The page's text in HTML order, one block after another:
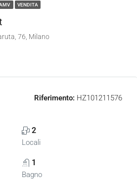
VENDITA
76, Milano
Riferimento: HZ101211576
2
Locali
1
Bagno